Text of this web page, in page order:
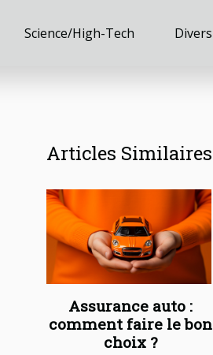
Science/High-Tech Divers
Articles Similaires
Assurance auto :
comment faire le bon
choix ?